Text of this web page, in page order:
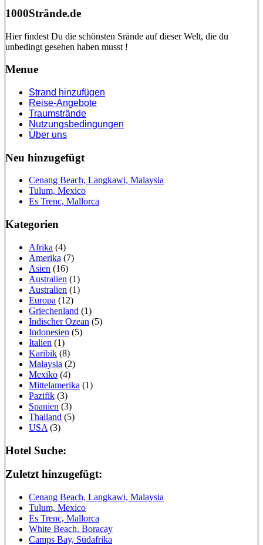
1000Strände.de
Hier findest Du die schönsten Srände auf dieser Welt, die du
unbedingt gesehen haben musst !
Menue
Strand hinzufügen
Reise-Angebote
Traumstrände
Nutzungsbedingungen
Über uns
Neu hinzugefügt
Cenang Beach, Langkawi, Malaysia
Tulum, Mexico
Es Trenc, Mallorca
Kategorien
Afrika (4)
Amerika (7)
Asien (16)
Australien (1)
Australien (1)
Europa (12)
Griechenland (1)
Indischer Ozean (5)
Indonesien (5)
Italien (1)
Karibik (8)
Malaysia (2)
Mexiko (4)
Mittelamerika (1)
Pazifik (3)
Spanien (3)
Thailand (5)
USA (3)
Hotel Suche:
Zuletzt hinzugefügt:
Cenang Beach, Langkawi, Malaysia
Tulum, Mexico
Es Trenc, Mallorca
White Beach, Boracay
Camps Bay, Südafrika